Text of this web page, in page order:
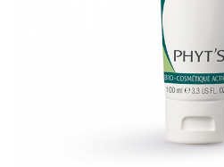
Creme bio piele grasă acneică